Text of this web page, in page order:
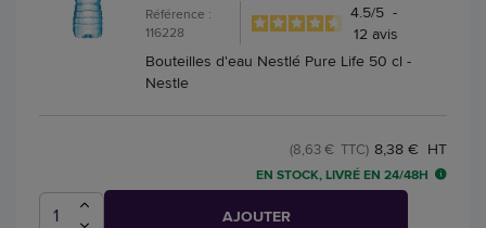
Référence :
116228
4.5/5 -
12avis
Bouteilles d'eau Nestlé Pure Life 50 cl -
Nestle
8,38 € HT
(8,63 € TTC)
EN STOCK, LIVRÉ EN 24/48H
AJOUTER